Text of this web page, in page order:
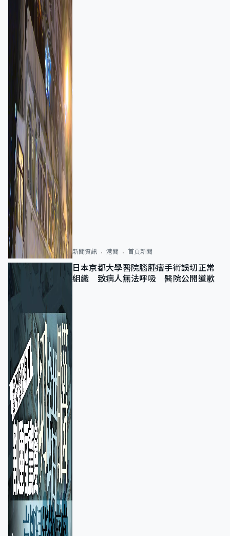
新聞資訊 港聞 首頁新聞
日本京都大學醫院腦腫瘤手術誤切正常
組織 致病人無法呼吸 醫院公開道歉